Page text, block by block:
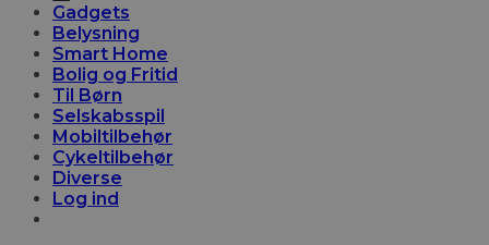
Gadgets
Belysning
Smart Home
Bolig og Fritid
Til Børn
Selskabsspil
Mobiltilbehør
Cykeltilbehør
Diverse
Log ind